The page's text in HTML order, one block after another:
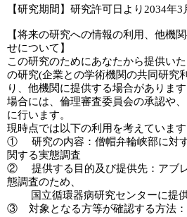
【研究期間】研究許可日より2034年3
【将来の研究への情報の利用、他機
せについて】
この研究のためにあなたから提供い
の研究(企業との学術機関の共同研究
り、他機関に提供する場合がありま
場合には、倫理審査委員会の承認や
に行います。
現時点では以下の利用を考えています
① 研究の内容：僧帽弁輪峡部に対
関する実態調査
② 提供する目的及び提供先：アブ
態調査のため、
国立循環器病研究センターに提供
③ 対象となる方等が確認する方法：